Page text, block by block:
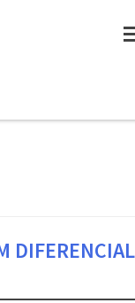
DIFERENCIAL